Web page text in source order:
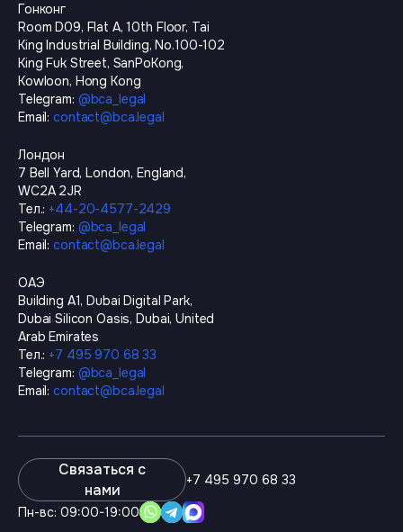
Гонконг
Room D09, Flat A, 10th Floor, Tai
King Industrial Building, No.100-102
King Fuk Street, SanPoKong,
Kowloon, Hong Kong
Telegram: @bca_legal
Email: contact@bca.legal
Лондон
7 Bell Yard, London, England,
WC2A 2JR
Тел.: +44-20-4577-2429
Telegram: @bca_legal
Email: contact@bca.legal
ОАЭ
Building A1, Dubai Digital Park,
Dubai Silicon Oasis, Dubai, United
Arab Emirates
Тел.: +7 495 970 68 33
Telegram: @bca_legal
Email: contact@bca.legal
Связаться с
нами
+7 495 970 68 33
Пн-вс: 09:00-19:00